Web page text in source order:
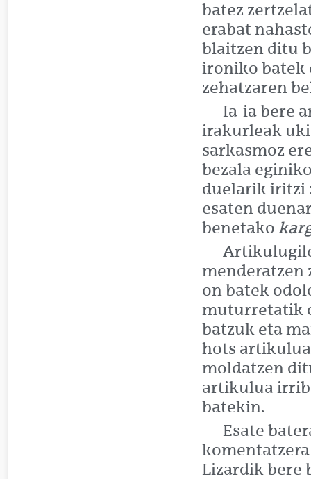
batez
erabat
blaitzen ditu
ironiko batek
zehatzaren
Ia-ia bere
irakurleak
sarkasmoz
bezala
duelarik iritzi
esaten
benetako
menderatzen
on batek
muturretatik
batzuk eta
hots
moldatzen
artikulua
batekin.
Esate
Lizardik bere